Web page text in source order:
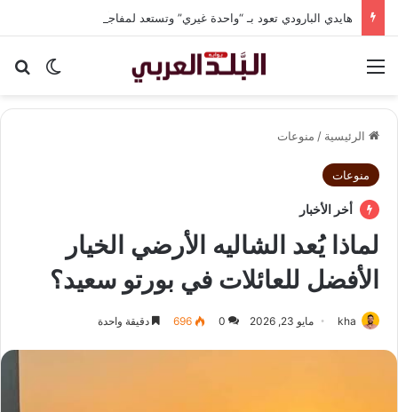
الوضع
الرئيسية / منوعات
منوعات
أخر الأخبار
لماذا يُعد الشاليه الأرضي الخيار
الأفضل للعائلات في بورتو سعيد؟
kha مايو 23, 2026 0
696 دقيقة واحدة